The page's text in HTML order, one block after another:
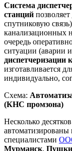
Система
станций
спутниковую
канализационных
очередь
ситуации (аварии
диспетчеризации
изготавливается
индивидуально,
Схема:
(КНС промзона)
Несколько
специалистами
Мурманск,